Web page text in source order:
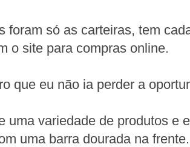
foram só as carteiras, tem
o site para compras online.
que eu não ia perder a
uma variedade de produtos e
uma barra dourada na